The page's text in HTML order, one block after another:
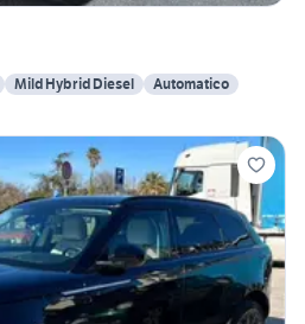
Mild Hybrid Diesel
Automatico